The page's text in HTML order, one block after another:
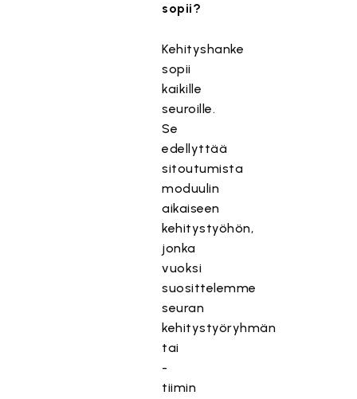
sopii?
Kehityshanke
sopii
kaikille
seuroille.
Se
edellyttää
sitoutumista
moduulin
aikaiseen
kehitystyöhön,
jonka
vuoksi
suosittelemme
seuran
kehitystyöryhmän
tai
-
tiimin